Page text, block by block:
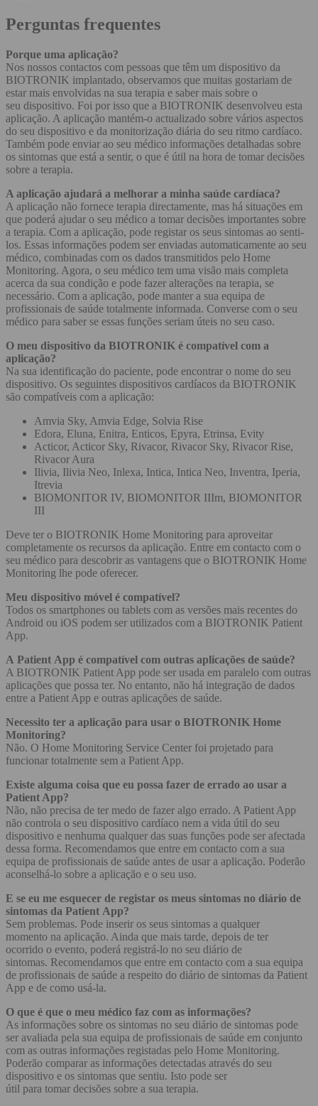
Perguntas frequentes
Porque uma aplicação?
Nos nossos contactos com pessoas que têm um dispositivo da
BIOTRONIK implantado, observamos que muitas gostariam de
estar mais envolvidas na sua terapia e saber mais sobre o
seu dispositivo. Foi por isso que a BIOTRONIK desenvolveu esta
aplicação. A aplicação mantém-o actualizado sobre vários aspectos
do seu dispositivo e da monitorização diária do seu ritmo cardíaco.
Também pode enviar ao seu médico informações detalhadas sobre
os sintomas que está a sentir, o que é útil na hora de tomar decisões
sobre a terapia.
A aplicação ajudará a melhorar a minha saúde cardíaca?
A aplicação não fornece terapia directamente, mas há situações em
que poderá ajudar o seu médico a tomar decisões importantes sobre
a terapia. Com a aplicação, pode registar os seus sintomas ao senti-
los. Essas informações podem ser enviadas automaticamente ao seu
médico, combinadas com os dados transmitidos pelo Home
Monitoring. Agora, o seu médico tem uma visão mais completa
acerca da sua condição e pode fazer alterações na terapia, se
necessário. Com a aplicação, pode manter a sua equipa de
profissionais de saúde totalmente informada. Converse com o seu
médico para saber se essas funções seriam úteis no seu caso.
O meu dispositivo da BIOTRONIK é compatível com a
aplicação?
Na sua identificação do paciente, pode encontrar o nome do seu
dispositivo. Os seguintes dispositivos cardíacos da BIOTRONIK
são compatíveis com a aplicação:
Amvia Sky, Amvia Edge, Solvia Rise
Edora, Eluna, Enitra, Enticos, Epyra, Etrinsa, Evity
Acticor, Acticor Sky, Rivacor, Rivacor Sky, Rivacor Rise,
Rivacor Aura
Ilivia, Ilivia Neo, Inlexa, Intica, Intica Neo, Inventra, Iperia,
Itrevia
BIOMONITOR IV, BIOMONITOR IIIm, BIOMONITOR
III
Deve ter o BIOTRONIK Home Monitoring para aproveitar
completamente os recursos da aplicação. Entre em contacto com o
seu médico para descobrir as vantagens que o BIOTRONIK Home
Monitoring lhe pode oferecer.
Meu dispositivo móvel é compatível?
Todos os smartphones ou tablets com as versões mais recentes do
Android ou iOS podem ser utilizados com a BIOTRONIK Patient
App.
A Patient App é compatível com outras aplicações de saúde?
A BIOTRONIK Patient App pode ser usada em paralelo com outras
aplicações que possa ter. No entanto, não há integração de dados
entre a Patient App e outras aplicações de saúde.
Necessito ter a aplicação para usar o BIOTRONIK Home
Monitoring?
Não. O Home Monitoring Service Center foi projetado para
funcionar totalmente sem a Patient App.
Existe alguma coisa que eu possa fazer de errado ao usar a
Patient App?
Não, não precisa de ter medo de fazer algo errado. A Patient App
não controla o seu dispositivo cardíaco nem a vida útil do seu
dispositivo e nenhuma qualquer das suas funções pode ser afectada
dessa forma. Recomendamos que entre em contacto com a sua
equipa de profissionais de saúde antes de usar a aplicação. Poderão
aconselhá-lo sobre a aplicação e o seu uso.
E se eu me esquecer de registar os meus sintomas no diário de
sintomas da Patient App?
Sem problemas. Pode inserir os seus sintomas a qualquer
momento na aplicação. Ainda que mais tarde, depois de ter
ocorrido o evento, poderá registrá-lo no seu diário de
sintomas. Recomendamos que entre em contacto com a sua equipa
de profissionais de saúde a respeito do diário de sintomas da Patient
App e de como usá-la.
O que é que o meu médico faz com as informações?
As informações sobre os sintomas no seu diário de sintomas pode
ser avaliada pela sua equipa de profissionais de saúde em conjunto
com as outras informações registadas pelo Home Monitoring.
Poderão comparar as informações detectadas através do seu
dispositivo e os sintomas que sentiu. Isto pode ser
útil para tomar decisões sobre a sua terapia.